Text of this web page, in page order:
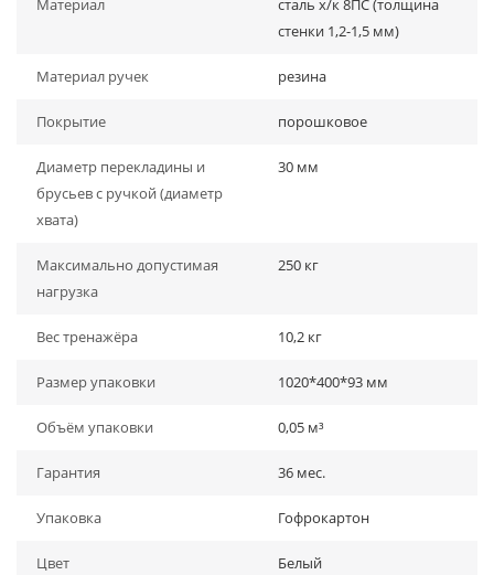
Материал
сталь х/к 8ПС (толщина
стенки 1,2-1,5 мм)
Материал ручек резина
Покрытие порошковое
Диаметр перекладины и
брусьев с ручкой (диаметр
хвата)
30 мм
Максимально допустимая
нагрузка
250 кг
Вес тренажёра 10,2 кг
Размер упаковки 1020*400*93 мм
Объём упаковки 0,05 м³
Гарантия 36 мес.
Упаковка Гофрокартон
Цвет Белый